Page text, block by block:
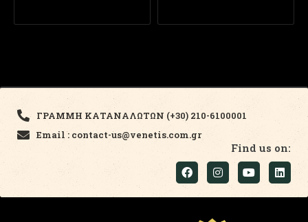
ΓΡΑΜΜΗ ΚΑΤΑΝΑΛΩΤΩΝ (+30) 210-6100001
Email : contact-us@venetis.com.gr
Find us on: